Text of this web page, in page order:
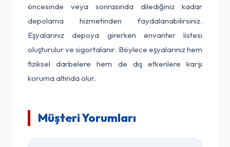
öncesinde veya sonrasında dilediğiniz kadar
depolama hizmetinden faydalanabilirsiniz.
Eşyalarınız depoya girerken envanter listesi
oluşturulur ve sigortalanır. Böylece eşyalarınız hem
fiziksel darbelere hem de dış etkenlere karşı
koruma altında olur.
Müşteri Yorumları